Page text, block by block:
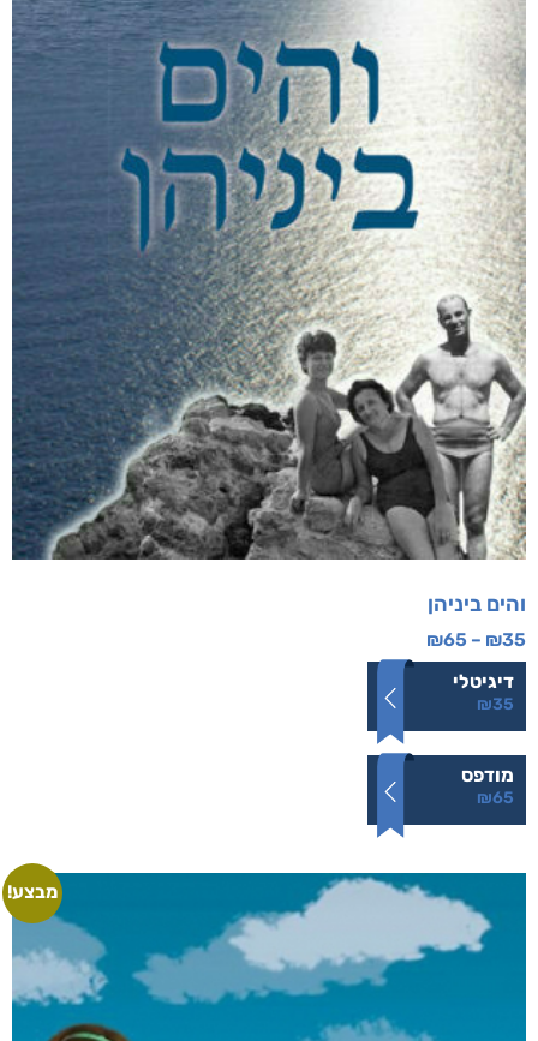
והים ביניהן
₪35
–
₪65
דיגיטלי
₪35
מודפס
₪65
מבצע!